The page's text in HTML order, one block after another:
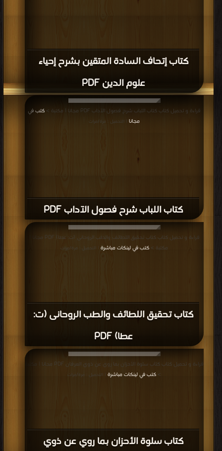
كتاب إتحاف السادة المتقين بشرح إحياء
علوم الدين PDF
كتاب اللباب شرح فصول الآداب PDF
قراءة و تحميل كتاب كتاب اللباب شرح فصول الآداب PDF مجانا | مكتبة >
كتب في
مجانا | التحميل : مرة/مرات
كتاب تحقيق اللطائف والطب الروحانى (ت:
عطا) PDF
قراءة و تحميل كتاب كتاب تحقيق اللطائف والطب الروحانى (ت: عطا) PDF مجانا |
مكتبة > كتب في لينكات مباشرة | التحميل : مرة/مرات
كتاب سلوة الأحزان بما روي عن ذوي
قراءة و تحميل كتاب كتاب سلوة الأحزان بما روي عن ذوي العرفان PDF مجانا | مكتبة
> كتب في لينكات مباشرة | التحميل : مرة/مرات